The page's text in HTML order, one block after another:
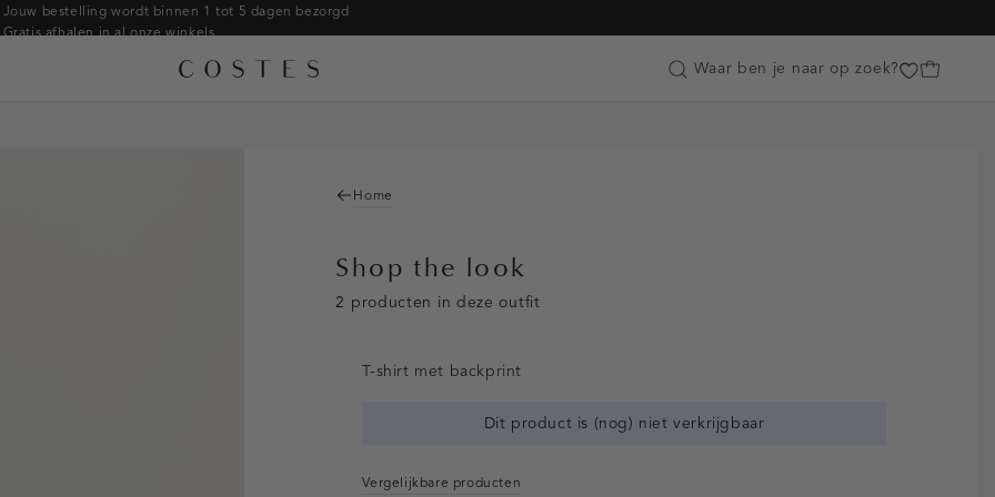
Jouw bestelling wordt binnen 1 tot 5 dagen bezorgd
Gratis afhalen in al onze winkels
Betaal zoals jij wilt: o.a. iDEAL | Wero, Riverty, Apple pay & creditcard
Customer Care
Waar ben je naar op zoek?
Home
Shop the look
2 producten in deze outfit
T-shirt met backprint
Dit product is (nog) niet verkrijgbaar
Vergelijkbare producten